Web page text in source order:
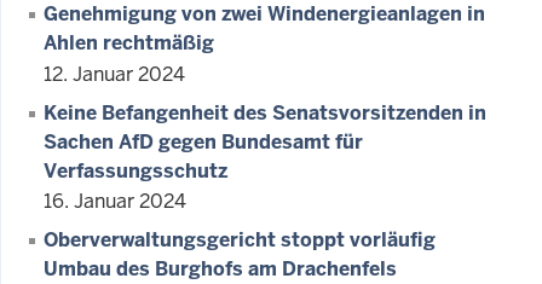
Genehmigung von zwei Windenergieanlagen in
Ahlen rechtmäßig
12. Januar 2024
Keine Befangenheit des Senatsvorsitzenden in
Sachen AfD gegen Bundesamt für
Verfassungsschutz
16. Januar 2024
Oberverwaltungsgericht stoppt vorläufig
Umbau des Burghofs am Drachenfels